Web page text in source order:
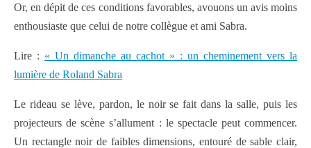
Or, en dépit de ces conditions favorables, avouons un avis moins
enthousiaste que celui de notre collègue et ami Sabra.
Lire : « Un dimanche au cachot » : un cheminement vers la
lumière de Roland Sabra
Le rideau se lève, pardon, le noir se fait dans la salle, puis les
projecteurs de scène s’allument : le spectacle peut commencer.
Un rectangle noir de faibles dimensions, entouré de sable clair,